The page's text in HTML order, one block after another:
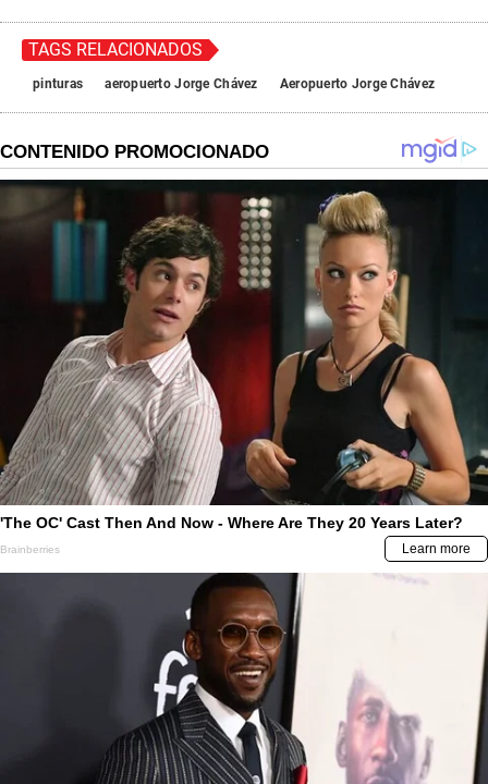
TAGS RELACIONADOS
pinturas aeropuerto Jorge Chávez Aeropuerto Jorge Chávez